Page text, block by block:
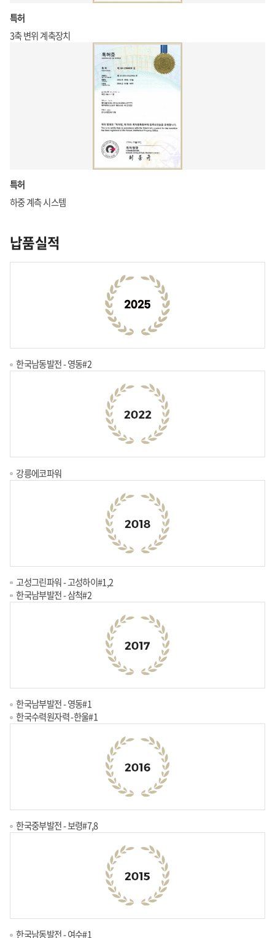
특허
3축 변위 계축장치
특허
하중 계측 시스템
납품실적
한국남동발전 - 영동#2
강릉에코파워
고성그린파워 - 고성하이#1,2
한국남부발전 - 삼척#2
한국남부발전 - 영동#1
한국수력원자력 -한울#1
한국중부발전 - 보령#7,8
한국남동발전 - 여수#1